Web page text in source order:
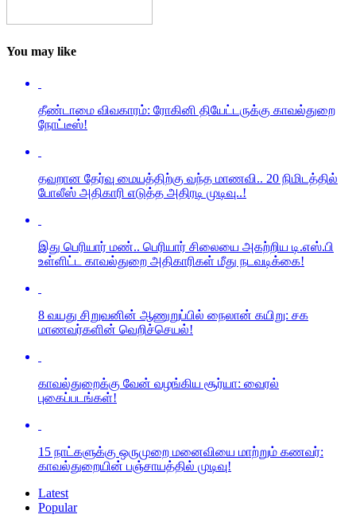
You may like
தீண்டாமை விவகாரம்: ரோகினி தியேட்டருக்கு காவல்துறை
நோட்டீஸ்!
தவறான தேர்வு மையத்திற்கு வந்த மாணவி.. 20 நிமிடத்தில்
போலீஸ் அதிகாரி எடுத்த அதிரடி முடிவு..!
இது பெரியார் மண்.. பெரியார் சிலையை அகற்றிய டி.எஸ்.பி
உள்ளிட்ட காவல்துறை அதிகாரிகள் மீது நடவடிக்கை!
8 வயது சிறுவனின் ஆணுறுப்பில் நைலான் கயிறு: சக
மாணவர்களின் வெறிச்செயல்!
காவல்துறைக்கு வேன் வழங்கிய சூர்யா: வைரல்
புகைப்படங்கள்!
15 நாட்களுக்கு ஒருமுறை மனைவியை மாற்றும் கணவர்:
காவல்துறையின் பஞ்சாயத்தில் முடிவு!
Latest
Popular